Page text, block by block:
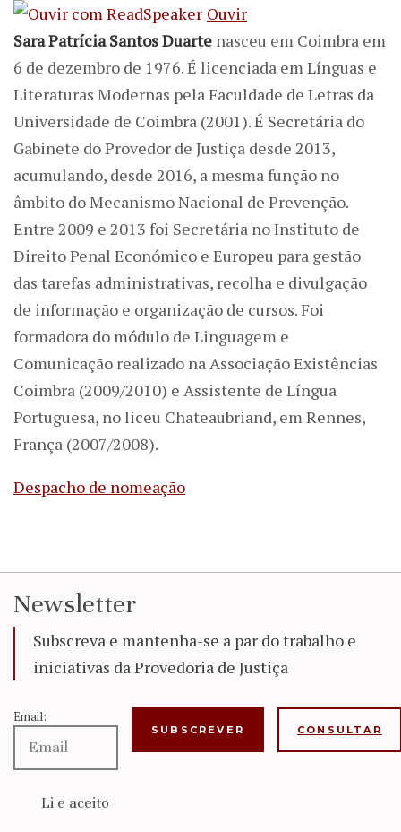
Ouvir
Sara Patrícia Santos Duarte nasceu em Coimbra em
6 de dezembro de 1976. É licenciada em Línguas e
Literaturas Modernas pela Faculdade de Letras da
Universidade de Coimbra (2001). É Secretária do
Gabinete do Provedor de Justiça desde 2013,
acumulando, desde 2016, a mesma função no
âmbito do Mecanismo Nacional de Prevenção.
Entre 2009 e 2013 foi Secretária no Instituto de
Direito Penal Económico e Europeu para gestão
das tarefas administrativas, recolha e divulgação
de informação e organização de cursos. Foi
formadora do módulo de Linguagem e
Comunicação realizado na Associação Existências
Coimbra (2009/2010) e Assistente de Língua
Portuguesa, no liceu Chateaubriand, em Rennes,
França (2007/2008).
Despacho de nomeação
Newsletter
Subscreva e mantenha-se a par do trabalho e
iniciativas da Provedoria de Justiça
Email:
Li e aceito
CONSULTAR